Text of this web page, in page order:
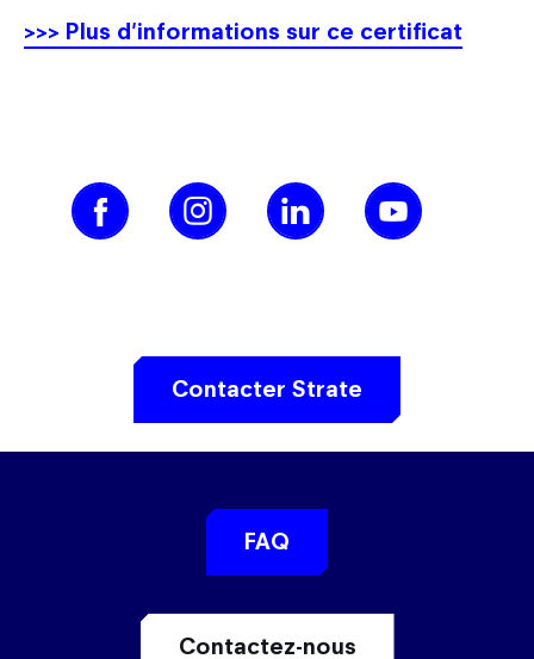
>>> Plus d'informations sur ce certificat
Contacter Strate
FAQ
Contactez-nous